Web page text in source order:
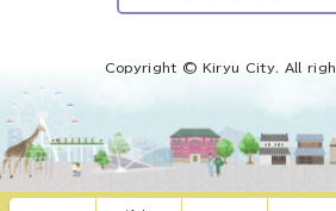
Copyright © Kiryu City. All